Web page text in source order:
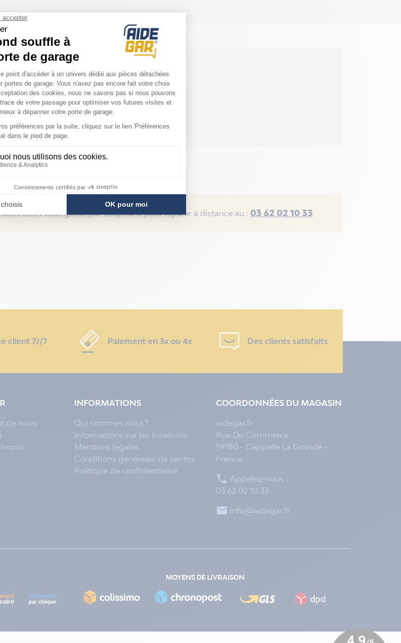
du rail, celles-ci
positions finales
technicien vous guide par téléphone pour réparer à distance au : 03 62 02 10 33
client 7J/7 Paiement en 3x ou 4x Des clients satisfaits
de nous
INFORMATIONS
Qui sommes nous?
Informations sur les livraisons
Mentions légales
Conditions générales de ventes
Politique de confidentialité
COORDONNÉES DU MAGASIN
aidegar.fr
Rue Du Commerce
59180 - Cappelle La Grande -
France
 Appelez-nous :
03 62 02 10 33
 info@aidegar.fr
MOYENS DE LIVRAISON